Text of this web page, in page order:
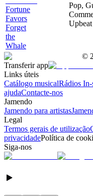
Fortune
Favors
Forget
the
Whale
Pop,
Upbeat
©
Transferir app
Links úteis
Catálogo musicalRádios In-
ajudaContacte-nos
Jamendo
Jamendo para artistas
Legal
Termos gerais de utilização
privacidadePolítica de
Siga-nos